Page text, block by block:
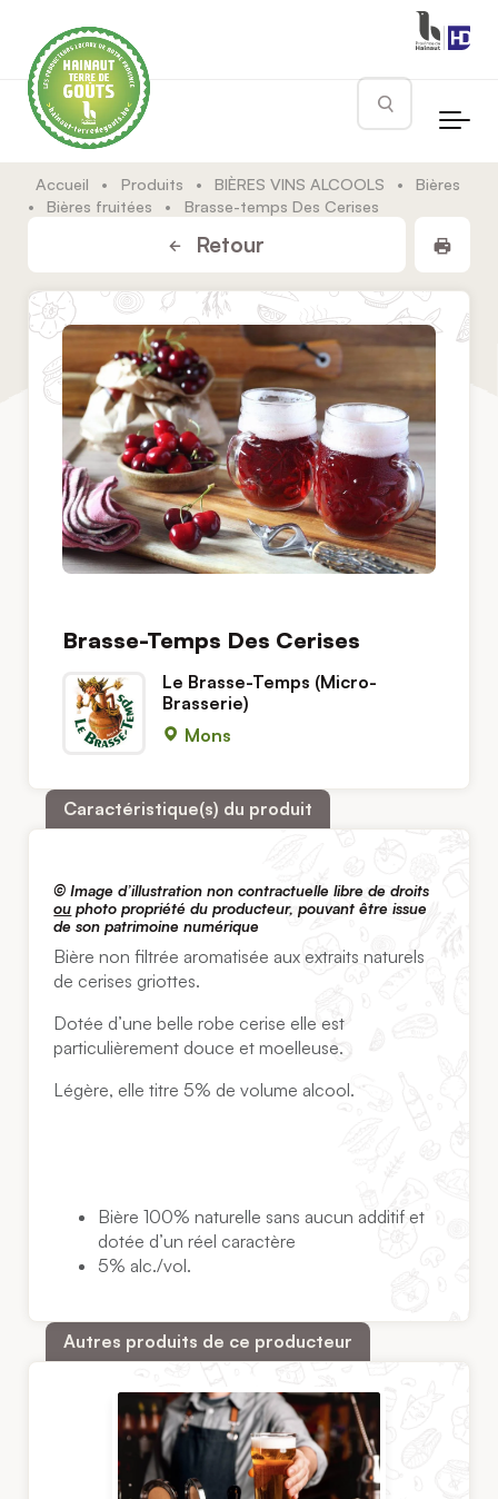
Rechercher
Accueil • Produits • BIÈRES VINS ALCOOLS •
Bières
•
Bières fruitées • Brasse-temps Des Cerises
Retour
Brasse-Temps Des Cerises
Le Brasse-Temps (Micro-
Brasserie)
Mons
Caractéristique(s) du produit
© Image d’illustration non contractuelle libre de droits
ou photo propriété du producteur, pouvant être issue
de son patrimoine numérique
Bière non filtrée aromatisée aux extraits naturels
de cerises griottes.
Dotée d’une belle robe cerise elle est
particulièrement douce et moelleuse.
Légère, elle titre 5% de volume alcool.
Bière 100% naturelle sans aucun additif et
dotée d’un réel caractère
5% alc./vol.
Autres produits de ce producteur